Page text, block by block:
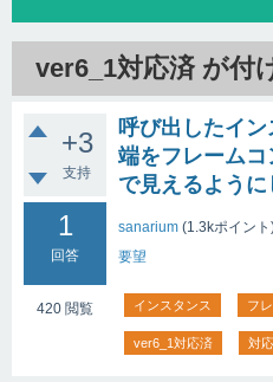
ver6_1対応済 が付
+3
支持
1
回答
420 閲覧
呼び出したイ
端をフレーム
で見えるよう
sanarium (1.3kポイント
要望
インスタンス フ
ver6_1対応済 対